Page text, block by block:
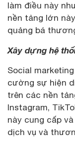
làm điều này
nền tảng lớn
quảng bá
Xây dựng hệ
Social
cường sự hiện
trên các nền
Instagram,
này cung cấp
dịch vụ và